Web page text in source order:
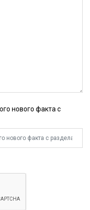
нового факта с